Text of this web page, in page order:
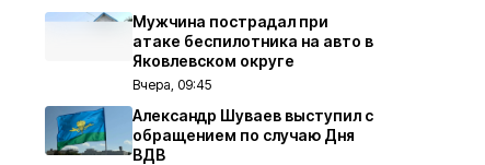
Мужчина пострадал при
атаке беспилотника на авто в
Яковлевском округе
Вчера, 09:45
Александр Шуваев выступил с
обращением по случаю Дня
ВДВ